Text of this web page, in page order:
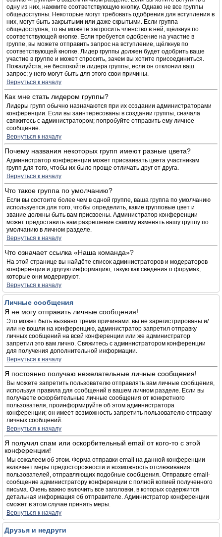
одну из них, нажмите соответствующую кнопку. Однако не все группы
общедоступны. Некоторые могут требовать одобрения для вступления в
них, могут быть закрытыми или даже скрытыми. Если группа
общедоступна, то вы можете запросить членство в ней, щёлкнув по
соответствующей кнопке. Если требуется одобрение на участие в
группе, вы можете отправить запрос на вступление, щёлкнув по
соответствующей кнопке. Лидер группы должен будет одобрить ваше
участие в группе и может спросить, зачем вы хотите присоединиться.
Пожалуйста, не беспокойте лидера группы, если он отклонил ваш
запрос; у него могут быть для этого свои причины.
Вернуться к началу
Как мне стать лидером группы?
Лидеры групп обычно назначаются при их создании администраторами
конференции. Если вы заинтересованы в создании группы, сначала
свяжитесь с администратором; попробуйте отправить ему личное
сообщение.
Вернуться к началу
Почему названия некоторых групп имеют разные цвета?
Администратор конференции может присваивать цвета участникам
групп для того, чтобы их было проще отличать друг от друга.
Вернуться к началу
Что такое группа по умолчанию?
Если вы состоите более чем в одной группе, ваша группа по умолчанию
используется для того, чтобы определить, какие групповые цвет и
звание должны быть вам присвоены. Администратор конференции
может предоставить вам разрешение самому изменять вашу группу по
умолчанию в личном разделе.
Вернуться к началу
Что означает ссылка «Наша команда»?
На этой странице вы найдёте список администраторов и модераторов
конференции и другую информацию, такую как сведения о форумах,
которые они модерируют.
Вернуться к началу
Личные сообщения
Я не могу отправить личные сообщения!
Это может быть вызвано тремя причинами: вы не зарегистрированы и/
или не вошли на конференцию, администратор запретил отправку
личных сообщений на всей конференции или же администратор
запретил это вам лично. Свяжитесь с администратором конференции
для получения дополнительной информации.
Вернуться к началу
Я постоянно получаю нежелательные личные сообщения!
Вы можете запретить пользователю отправлять вам личные сообщения,
используя правила для сообщений в вашем личном разделе. Если вы
получаете оскорбительные личные сообщения от конкретного
пользователя, проинформируйте об этом администратора
конференции; он имеет возможность запретить пользователю отправку
личных сообщений.
Вернуться к началу
Я получил спам или оскорбительный email от кого-то с этой
конференции!
Мы сожалеем об этом. Форма отправки email на данной конференции
включает меры предосторожности и возможность отслеживания
пользователей, отправляющих подобные сообщения. Отправьте email-
сообщение администратору конференции с полной копией полученного
письма. Очень важно включить все заголовки, в которых содержится
детальная информация об отправителе. Администратор конференции
сможет в этом случае принять меры.
Вернуться к началу
Друзья и недруги